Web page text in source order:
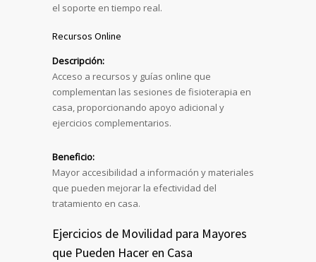
el soporte en tiempo real.
Recursos Online
Descripción:
Acceso a recursos y guías online que
complementan las sesiones de fisioterapia en
casa, proporcionando apoyo adicional y
ejercicios complementarios.
Beneficio:
Mayor accesibilidad a información y materiales
que pueden mejorar la efectividad del
tratamiento en casa.
Ejercicios de Movilidad para Mayores
que Pueden Hacer en Casa